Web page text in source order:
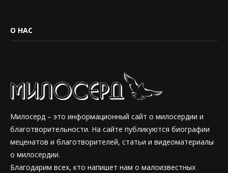
О НАС
Милосерд – это информационный сайт о милосердии и
благотворительности. На сайте публикуются биографии
меценатов и благотворителей, статьи и видеоматериалы
о милосердии.
Благодарим всех, кто напишет нам о малоизвестных